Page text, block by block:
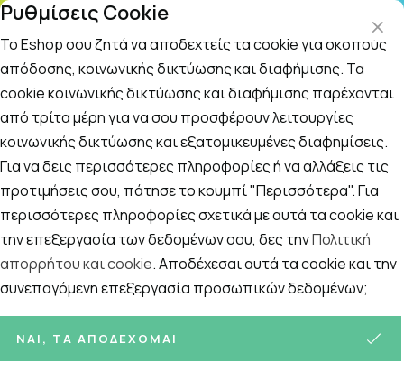
ΤΗΛ. ΠΑΡΑΓΓΕΛΙΕΣ: 210 5148 108
Αναζήτηση
Αρχική / ΚΑΛΛΥΝΤΙΚΑ / Περιποίηση Προσώπου /Κρέμες
Κρέμες Νυκτός
Ταξινόμηση Προβολή
23ΠΡΟΪΌΝΤΑ
Ρυθμίσεις Cookie
Το Eshop σου ζητά να αποδεχτείς τα cookie για σκοπούς
απόδοσης, κοινωνικής δικτύωσης και διαφήμισης. Τα
cookie κοινωνικής δικτύωσης και διαφήμισης παρέχονται
από τρίτα μέρη για να σου προσφέρουν λειτουργίες
κοινωνικής δικτύωσης και εξατομικευμένες διαφημίσεις.
Για να δεις περισσότερες πληροφορίες ή να αλλάξεις τις
προτιμήσεις σου, πάτησε το κουμπί "Περισσότερα". Για
περισσότερες πληροφορίες σχετικά με αυτά τα cookie και
την επεξεργασία των δεδομένων σου, δες τηνΠολιτική
απορρήτου και cookie. Αποδέχεσαι αυτά τα cookie και την
συνεπαγόμενη επεξεργασία προσωπικών δεδομένων;
ΝΑΙ, ΤΑ ΑΠΟΔΈΧΟΜΑΙ